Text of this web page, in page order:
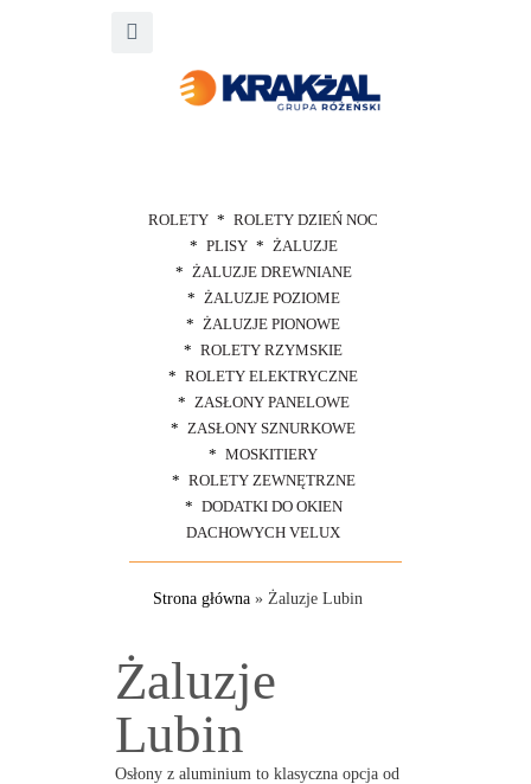
ROLETY
ROLETY DZIEŃ NOC
PLISY
ŻALUZJE
ŻALUZJE DREWNIANE
ŻALUZJE POZIOME
ŻALUZJE PIONOWE
ROLETY RZYMSKIE
ROLETY ELEKTRYCZNE
ZASŁONY PANELOWE
ZASŁONY SZNURKOWE
MOSKITIERY
ROLETY ZEWNĘTRZNE
DODATKI DO OKIEN
DACHOWYCH VELUX
Strona główna » Żaluzje Lubin
Żaluzje
Lubin
Osłony z aluminium to klasyczna opcja od